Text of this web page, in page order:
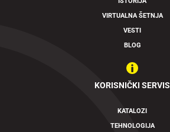
VIRTUALNA ŠETNJA
VESTI
BLOG
KORISNIČKI SERVIS
KATALOZI
TEHNOLOGIJA